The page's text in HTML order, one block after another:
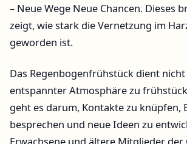
– Neue Wege Neue Chancen. Dieses
zeigt, wie stark die Vernetzung im
geworden ist.
Das Regenbogenfrühstück dient
entspannter Atmosphäre zu
geht es darum, Kontakte zu knüpfen,
besprechen und neue Ideen zu
Erwachsene und ältere Mitglieder